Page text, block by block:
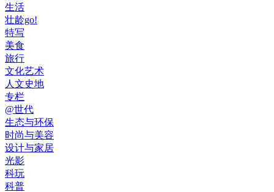
生活
壮龄go!
特写
美食
旅行
文化艺术
人文史地
专栏
@世代
生态与环保
时尚与美容
设计与家居
光影
科玩
科普